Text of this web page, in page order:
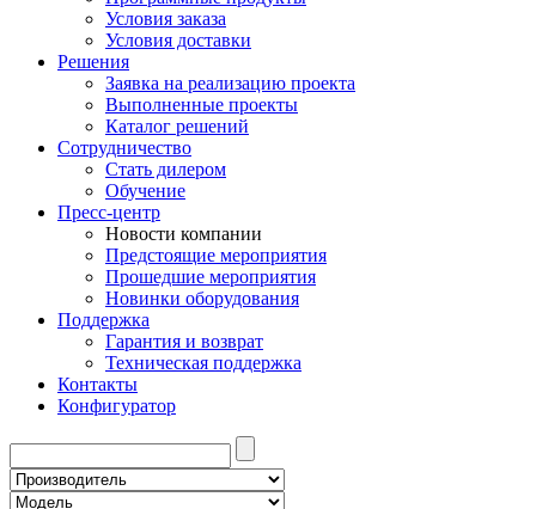
Условия заказа
Условия доставки
Решения
Заявка на реализацию проекта
Выполненные проекты
Каталог решений
Сотрудничество
Стать дилером
Обучение
Пресс-центр
Новости компании
Предстоящие мероприятия
Прошедшие мероприятия
Новинки оборудования
Поддержка
Гарантия и возврат
Техническая поддержка
Контакты
Конфигуратор